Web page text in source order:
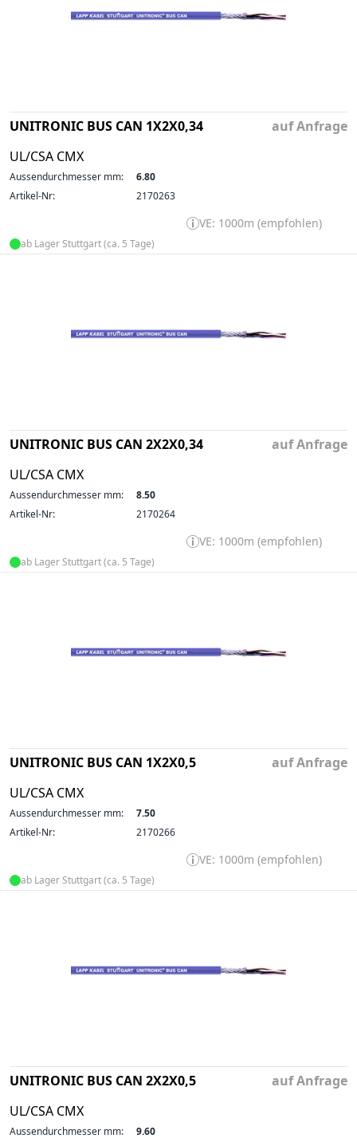
UNITRONIC BUS CAN 1X2X0,34
UL/CSA CMX
auf Anfrage
Aussendurchmesser mm:
6.80
Artikel-Nr:
2170263
VE: 1000m (empfohlen)
ab Lager Stuttgart (ca. 5 Tage)
UNITRONIC BUS CAN 2X2X0,34
UL/CSA CMX
auf Anfrage
Aussendurchmesser mm:
8.50
Artikel-Nr:
2170264
VE: 1000m (empfohlen)
ab Lager Stuttgart (ca. 5 Tage)
UNITRONIC BUS CAN 1X2X0,5
UL/CSA CMX
auf Anfrage
Aussendurchmesser mm:
7.50
Artikel-Nr:
2170266
VE: 1000m (empfohlen)
ab Lager Stuttgart (ca. 5 Tage)
UNITRONIC BUS CAN 2X2X0,5
UL/CSA CMX
auf Anfrage
Aussendurchmesser mm:
9.60